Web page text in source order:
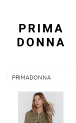
PRIMADONNA